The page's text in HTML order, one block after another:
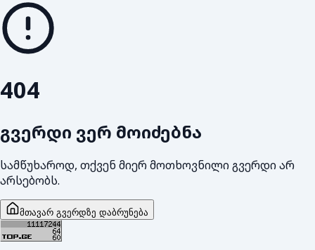
404
გვერდი ვერ მოიძებნა
სამწუხაროდ, თქვენ მიერ მოთხოვნილი გვერდი არ
არსებობს.
მთავარ გვერდზე დაბრუნება